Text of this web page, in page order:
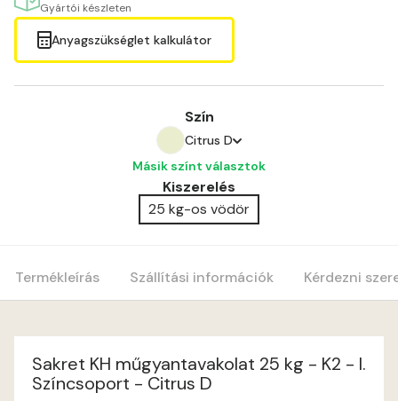
Gyártói készleten
Anyagszükséglet kalkulátor
Szín
Citrus D
Amber E
Anticred E
Apple E
Másik színt választok
Kiszerelés
25 kg-os vödör
Termékleírás Szállítási információk Kérdezni
Sakret KH műgyantavakolat 25 kg - K2 - I.
Színcsoport - Citrus D